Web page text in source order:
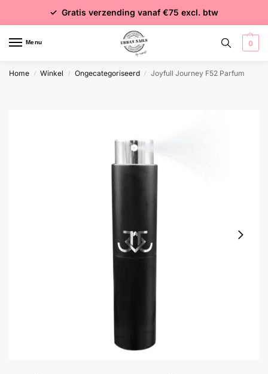
✓ Gratis verzending vanaf €75 excl. btw
✓ Voor 15:00 besteld = dezelfde dag verzonden
✓ Meer dan 4000 producten
Menu 0
Home / Winkel / Ongecategoriseerd / Joyfull Journey F52 Parfum